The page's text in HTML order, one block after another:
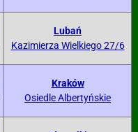
Lubań
Kazimierza Wielkiego 27/6
Kraków
Osiedle Albertyńskie